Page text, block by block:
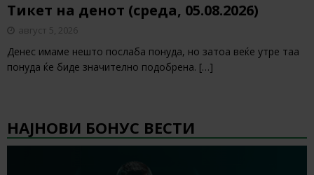
Тикет на денот (среда, 05.08.2026)
август 5, 2026
Денес имаме нешто послаба понуда, но затоа веќе утре таа
понуда ќе биде значително подобрена. […]
НАЈНОВИ БОНУС ВЕСТИ